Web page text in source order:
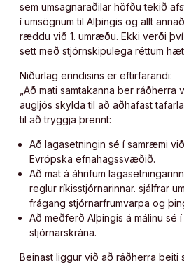
sem umsagnaraðilar höfðu tekið
í umsögnum til Alþingis og allt
ræddu við 1. umræðu. Ekki verði
sett með stjórnskipulega réttum
Niðurlag erindisins er eftirfarandi:
„Að mati samtakanna ber
augljós skylda til að aðhafast
til að tryggja þrennt:
Að lagasetningin sé í samræmi
Evrópska efnahagssvæðið.
Að mat á áhrifum
reglur ríkisstjórnarinnar. sjálfrar
frágang stjórnarfrumvarpa og
Að meðferð Alþingis á málinu sé
stjórnarskrána.
Beinast liggur við að ráðherra beiti